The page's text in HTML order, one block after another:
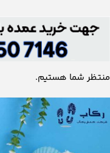
منتظر شما هستیم.